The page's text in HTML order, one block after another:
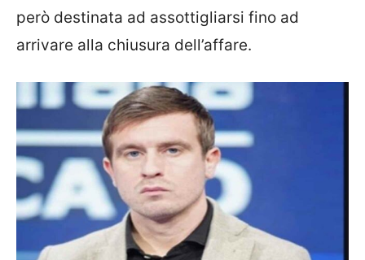
però destinata ad assottigliarsi fino ad
arrivare alla chiusura dell’affare.